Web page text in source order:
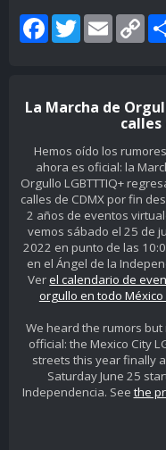
FacebookTwitterEmail
Link
La Marcha de
calles
Hemos oído los
ahora es oficial: la
Orgullo LGBTTTIQ+
calles de CDMX por fin
2 años de eventos
vemos sábado el 25 de
2022 en punto de las
en el Ángel de la
Verel calendario de
orgullo en todo
We heard the rumors but
official: the Mexico City
streets this year finally
Saturday June 25
Independencia. See the